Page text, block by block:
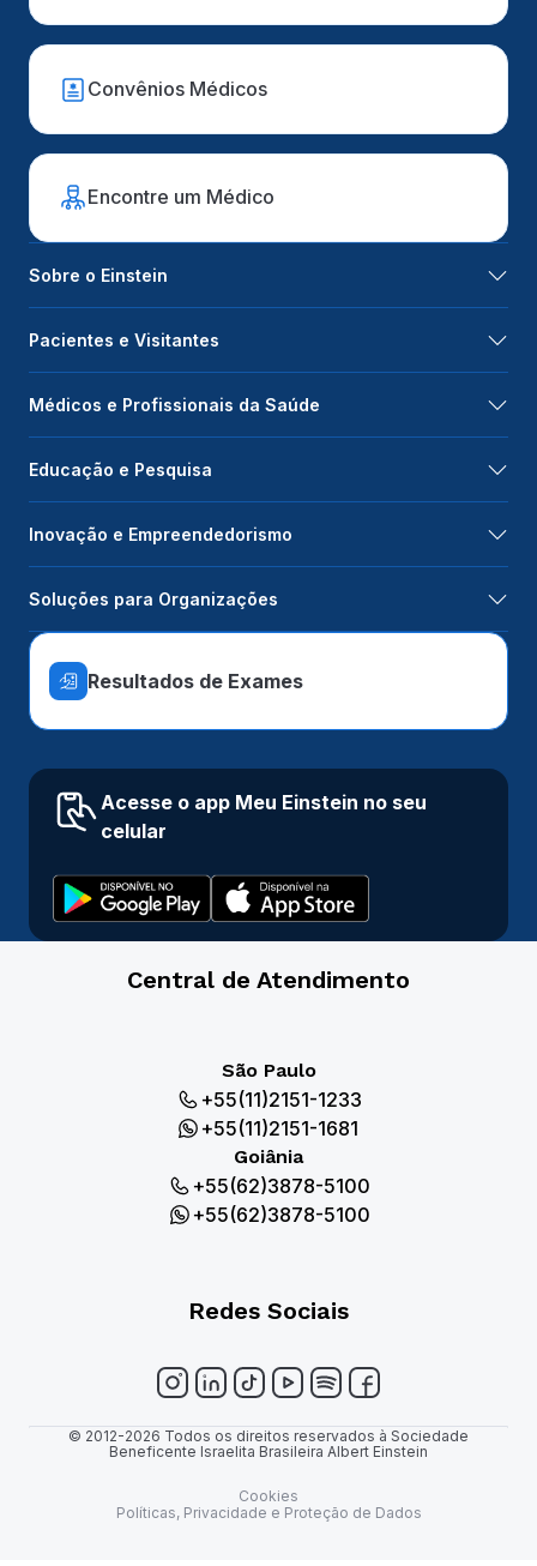
Convênios Médicos
Encontre um Médico
Sobre o Einstein
Pacientes e Visitantes
Médicos e Profissionais da Saúde
Educação e Pesquisa
Inovação e Empreendedorismo
Soluções para Organizações
Resultados de Exames
Acesse o app Meu Einstein no seu
celular
Central de Atendimento
São Paulo
+55(11)2151-1233
+55(11)2151-1681
Goiânia
+55(62)3878-5100
+55(62)3878-5100
Redes Sociais
© 2012-2026 Todos os direitos reservados à Sociedade
Beneficente Israelita Brasileira Albert Einstein
Cookies
Políticas, Privacidade e Proteção de Dados